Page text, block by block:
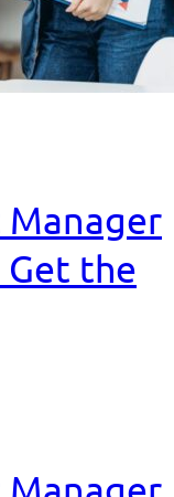
Manager
Get the